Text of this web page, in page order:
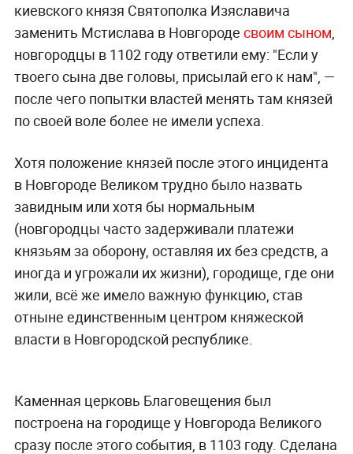
киевского князя Святополка Изяславича
заменить Мстислава в Новгороде своим сыном,
новгородцы в 1102 году ответили ему: "Если у
твоего сына две головы, присылай его к нам", —
после чего попытки властей менять там князей
по своей воле более не имели успеха.
Хотя положение князей после этого инцидента
в Новгороде Великом трудно было назвать
завидным или хотя бы нормальным
(новгородцы часто задерживали платежи
князьям за оборону, оставляя их без средств, а
иногда и угрожали их жизни), городище, где они
жили, всё же имело важную функцию, став
отныне единственным центром княжеской
власти в Новгородской республике.
Каменная церковь Благовещения был
построена на городище у Новгорода Великого
сразу после этого события, в 1103 году. Сделана